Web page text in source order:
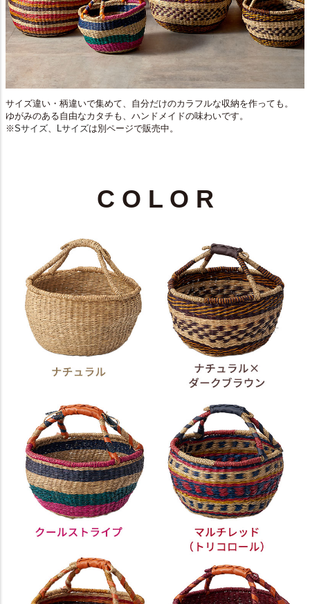
サイズ違い・柄違いで集めて、自分だけのカラフルな収納を作っても。
ゆがみのある自由なカタチも、ハンドメイドの味わいです。
※Sサイズ、 Lサイズは別ページで販売中。
C O L O R